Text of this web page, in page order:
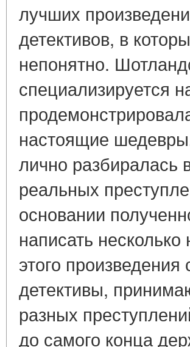
лучших
детективов, в
непонятно.
специализируется
настоящие
лично разбиралась
реальных
основании
написать
этого
детективы,
разных
до самого конца